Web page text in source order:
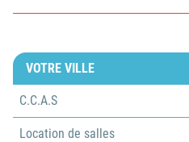
VOTRE VILLE
C.C.A.S
Location de salles